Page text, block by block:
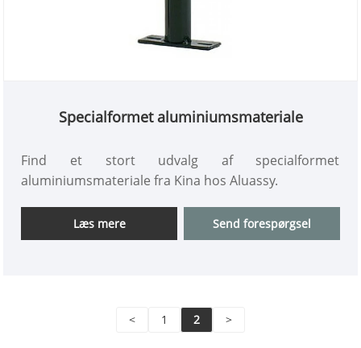
Specialformet aluminiumsmateriale
Find et stort udvalg af specialformet
aluminiumsmateriale fra Kina hos Aluassy.
Læs mere Send forespørgsel
< 1 2 >